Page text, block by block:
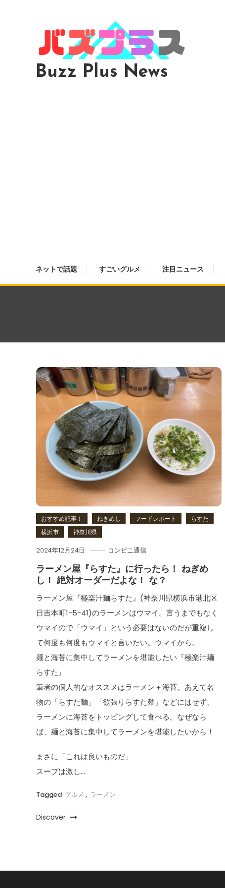
Buzz Plus News
ネットで話題 すごいグルメ 注目ニュース
おすすめ記事！ ねぎめし フードレポート
らすた
横浜市
神奈川県
2024年12月24日 コンビニ通信
ラーメン屋『らすた』に行ったら！ ねぎめ
し！ 絶対オーダーだよな！ な？
ラーメン屋『極楽汁麺らすた』(神奈川県横浜市港北区
日吉本町1-5-41)のラーメンはウマイ。言うまでもなく
ウマイので「ウマイ」という必要はないのだが重複し
て何度も何度もウマイと言いたい。ウマイから。
麺と海苔に集中してラーメンを堪能したい『極楽汁麺
らすた』
筆者の個人的なオススメはラーメン＋海苔。あえて名
物の「らすた麺」「欲張りらすた麺」などにはせず、
ラーメンに海苔をトッピングして食べる。なぜなら
ば、麺と海苔に集中してラーメンを堪能したいから！
まさに「これは良いものだ」
スープは激し…
Tagged グルメ , ラーメン
Discover